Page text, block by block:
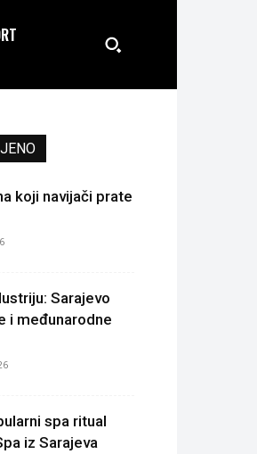
koji navijači prate
Sarajevo
i međunarodne
spa ritual
iz Sarajeva